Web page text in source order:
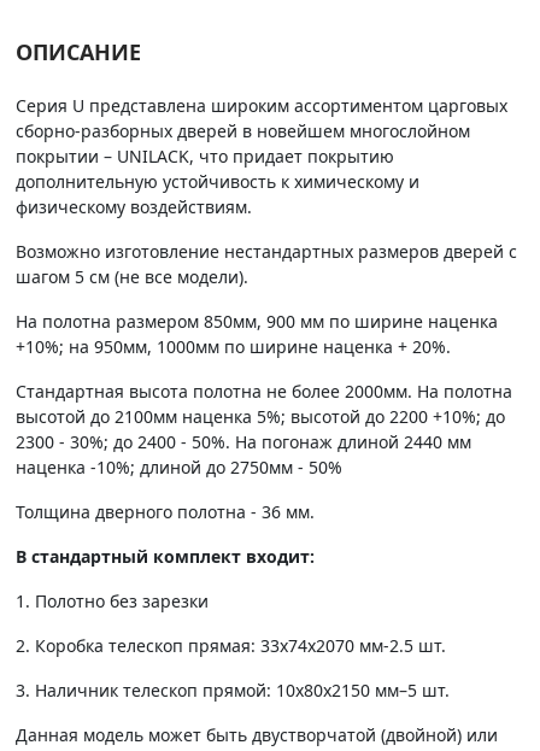
ОПИСАНИЕ
Серия U представлена широким ассортиментом царговых
сборно-разборных дверей в новейшем многослойном
покрытии – UNILACK, что придает покрытию
дополнительную устойчивость к химическому и
физическому воздействиям.
Возможно изготовление нестандартных размеров дверей с
шагом 5 см (не все модели).
На полотна размером 850мм, 900 мм по ширине наценка
+10%; на 950мм, 1000мм по ширине наценка + 20%.
Стандартная высота полотна не более 2000мм. На полотна
высотой до 2100мм наценка 5%; высотой до 2200 +10%; до
2300 - 30%; до 2400 - 50%. На погонаж длиной 2440 мм
наценка -10%; длиной до 2750мм - 50%
Толщина дверного полотна - 36 мм.
В стандартный комплект входит:
1. Полотно без зарезки
2. Коробка телескоп прямая: 33х74х2070 мм-2.5 шт.
3. Наличник телескоп прямой: 10х80х2150 мм–5 шт.
Данная модель может быть двустворчатой (двойной) или